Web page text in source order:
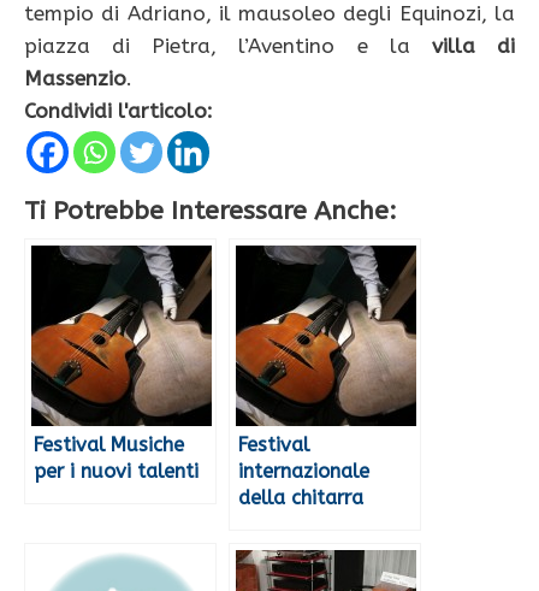
tempio di Adriano, il mausoleo degli Equinozi, la
piazza di Pietra, l’Aventino e la villa di
Massenzio.
Condividi l'articolo:
Ti Potrebbe Interessare Anche:
Festival Musiche
per i nuovi talenti
Festival
internazionale
della chitarra